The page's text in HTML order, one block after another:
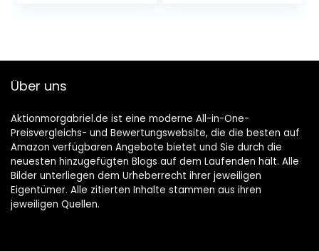
Über uns
Aktionmorgabriel.de ist eine moderne All-in-One-
Preisvergleichs- und Bewertungswebsite, die die besten auf
Amazon verfügbaren Angebote bietet und Sie durch die
neuesten hinzugefügten Blogs auf dem Laufenden hält. Alle
Bilder unterliegen dem Urheberrecht ihrer jeweiligen
Eigentümer. Alle zitierten Inhalte stammen aus ihren
jeweiligen Quellen.